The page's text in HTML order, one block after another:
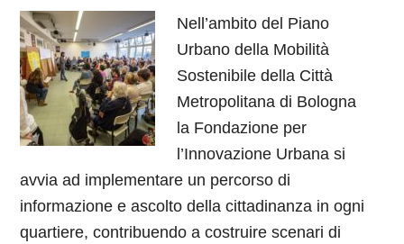
Nell’ambito del Piano
Urbano della Mobilità
Sostenibile della Città
Metropolitana di Bologna
la Fondazione per
l’Innovazione Urbana si
avvia ad implementare un percorso di
informazione e ascolto della cittadinanza in ogni
quartiere, contribuendo a costruire scenari di